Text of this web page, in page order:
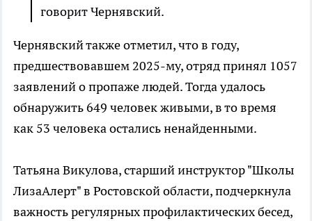
говорит Чернявский.
Чернявский также отметил, что в году,
предшествовавшем 2025-му, отряд принял 1057
заявлений о пропаже людей. Тогда удалось
обнаружить 649 человек живыми, в то время
как 53 человека остались ненайденными.
Татьяна Викулова, старший инструктор "Школы
ЛизаАлерт" в Ростовской области, подчеркнула
важность регулярных профилактических бесед,